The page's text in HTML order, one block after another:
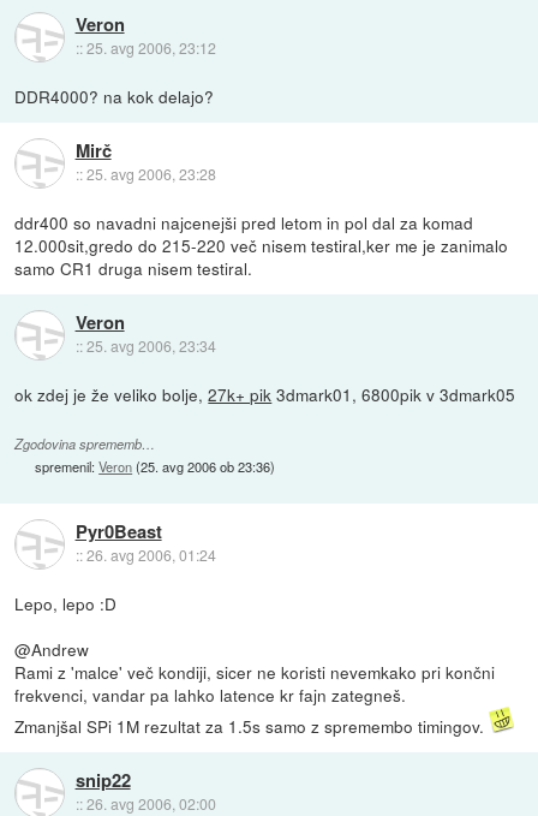
Veron
::25. avg 2006, 23:12
DDR4000? na kok delajo?
Mirč
::25. avg 2006, 23:28
ddr400 so navadni najcenejši pred letom in pol dal za komad
12.000sit,gredo do 215-220 več nisem testiral,ker me je zanimalo
samo CR1 druga nisem testiral.
Veron
::25. avg 2006, 23:34
ok zdej je že veliko bolje,27k+ pik 3dmark01, 6800pik v 3dmark05
Zgodovina sprememb…
spremenil:Veron(25. avg 2006 ob 23:36)
Pyr0Beast
::26. avg 2006, 01:24
Lepo, lepo :D
@Andrew
Rami z 'malce' več kondiji, sicer ne koristi nevemkako pri končni
frekvenci, vandar pa lahko latence kr fajn zategneš.
Zmanjšal SPi 1M rezultat za 1.5s samo z spremembo timingov.
snip22
::26. avg 2006, 02:00